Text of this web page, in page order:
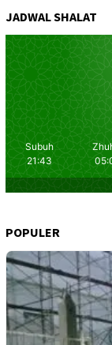
JADWAL SHALAT
POPULER